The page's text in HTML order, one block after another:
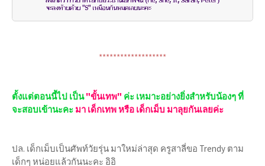
*******************
ตั้งแต่ตอนนี้ไป เป็น"ขั้นเทพ" ค่ะ เหมาะอย่างยิ่งสำหรับน้องๆ ที่
จะสอบเข้านะคะ มา เด็กเทพ หรือ เด็กเม็บ มาลุยกันเลยค่ะ
ปล. เด็กเม็บเป็นศัพท์วัยรุ่น มาใหม่ล่าสุด ครูสาลี่ขอ Trendy ตาม
เด็กๆ หน่อยแล้วกันนะคะ อิอิ